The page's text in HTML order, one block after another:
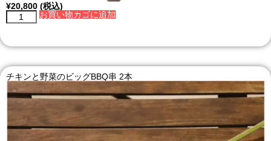
¥20,800 (税込)
お買い物カゴに追加
チキンと野菜のビッグBBQ串 2本